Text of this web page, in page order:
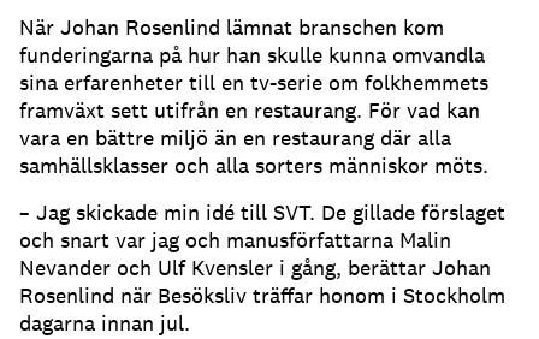
När Johan Rosenlind lämnat branschen kom
funderingarna på hur han skulle kunna omvandla
sina erfarenheter till en tv-serie om folkhemmets
framväxt sett utifrån en restaurang. För vad kan
vara en bättre miljö än en restaurang där alla
samhällsklasser och alla sorters människor möts.
– Jag skickade min idé till SVT. De gillade förslaget
och snart var jag och manusförfattarna Malin
Nevander och Ulf Kvensler i gång, berättar Johan
Rosenlind när Besöksliv träffar honom i Stockholm
dagarna innan jul.